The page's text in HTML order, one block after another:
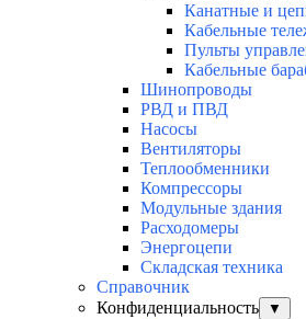
Канатные и
Кабельные
Пульты
Кабельные
Шинопроводы
РВД и ПВД
Насосы
Вентиляторы
Теплообменники
Компрессоры
Модульные здания
Расходомеры
Энергоцепи
Складская техника
Справочник
Конфиденциальность
▼